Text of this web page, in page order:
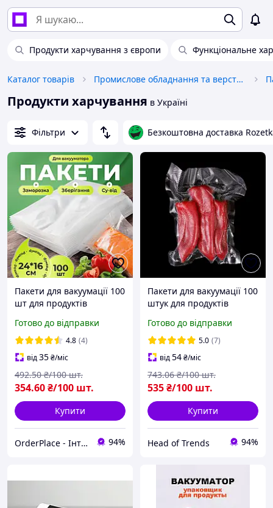
Продукти харчування з європи Функціональне
Каталог товарів Промислове обладнання та верстати
Продукти харчування в Україні
Фільтри Безкоштовна доставка
Пакети для вакуумації 100
шт для продуктів
мішки для вакууматора
Vacuum sealer bags
Готово до відправки
4.8 (4)
від35₴/міс
354.60₴/100 шт.
492.50 ₴/100 шт.
Купити
OrderPlace - Інтернет-магазин товарів для дому 94%
Пакети для вакуумації 100
штук для продуктів
пакети для вакууматора
Готово до відправки
5.0 (7)
від54₴/міс
535₴/100 шт.
743.06 ₴/100 шт.
Купити
Head of Trends 94%